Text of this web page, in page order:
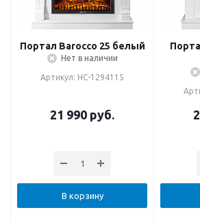
Портал Barocco 25 белый
Нет в наличии
Артикул: НС-1294115
21 990 руб.
В корзину